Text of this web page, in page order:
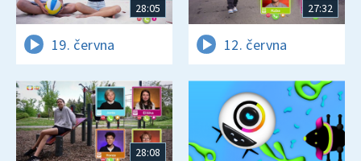
28:05
19. června
27:32
12. června
28:08